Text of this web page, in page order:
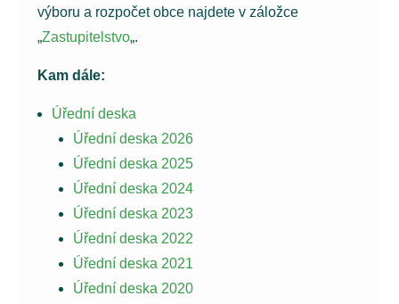
výboru a rozpočet obce najdete v záložce
„Zastupitelstvo„.
Kam dále:
Úřední deska
Úřední deska 2026
Úřední deska 2025
Úřední deska 2024
Úřední deska 2023
Úřední deska 2022
Úřední deska 2021
Úřední deska 2020